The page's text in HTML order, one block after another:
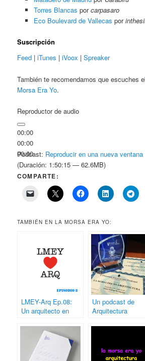
Torres Blancas porcarpasaro
Eco Boulevard de Vallecas por
Suscripción
Feed |iTunes |iVoox |Spreaker
También te recomendamos que escuches el
Morsa Era Yo.
Reproductor de audio
00:00
00:00
00:00
Podcast: Reproducir en una nueva ventana
(Duración: 1:50:15 — 62.6MB)
COMPARTE:
TAMBIÉN EN LA MORSA ERA YO:
LMEY-Arq Ep.08:
Un arquitecto en
Un podcast de
Arquitectura
Premios de la